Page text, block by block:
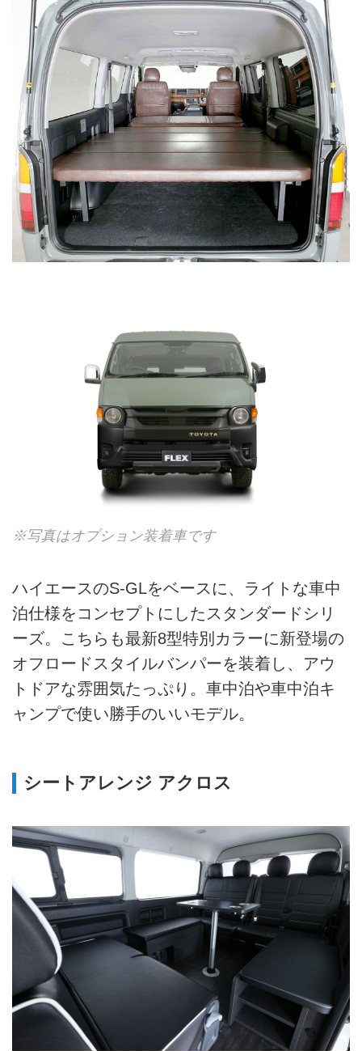
※写真はオプション装着車です
ハイエースのS-GLをベースに、ライトな車中
泊仕様をコンセプトにしたスタンダードシリ
ーズ。こちらも最新8型特別カラーに新登場の
オフロードスタイルバンパーを装着し、アウ
トドアな雰囲気たっぷり。車中泊や車中泊キ
ャンプで使い勝手のいいモデル。
シートアレンジ アクロス